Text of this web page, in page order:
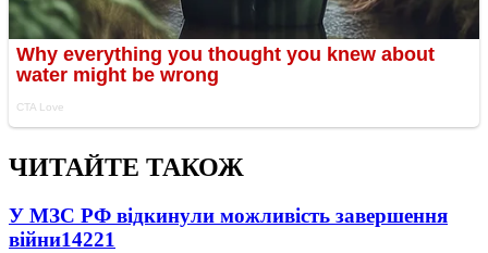
ЧИТАЙТЕ ТАКОЖ
У МЗС РФ відкинули можливість завершення
війни14221